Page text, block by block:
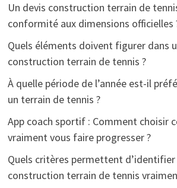
Un devis construction terrain de
conformité aux dimensions officielles
Quels éléments doivent figurer dans
construction terrain de tennis ?
À quelle période de l’année est-il
un terrain de tennis ?
App coach sportif : Comment choisir
vraiment vous faire progresser ?
Quels critères permettent
construction terrain de tennis